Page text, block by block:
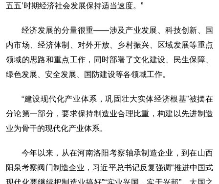
五五’时期经济社会发展保持适当速度。”
经济发展的分量很重——涉及产业发展、科技创新、国
内市场、经济体制、对外开放、乡村振兴、区域发展等重点
领域的思路和重点工作，同时部署了文化建设、民生保障、
绿色发展、安全发展、国防建设等各领域工作。
“建设现代化产业体系，巩固壮大实体经济根基”被摆在
分论第一部分，要求保持制造业合理比重，构建以先进制造
业为骨干的现代化产业体系。
今年以来，从在河南洛阳考察轴承制造企业，到在山西
阳泉考察阀门制造企业，习近平总书记反复强调“推进中国式
现代化要继续把制造业搞好”“实业兴国，实干兴邦”。大国之